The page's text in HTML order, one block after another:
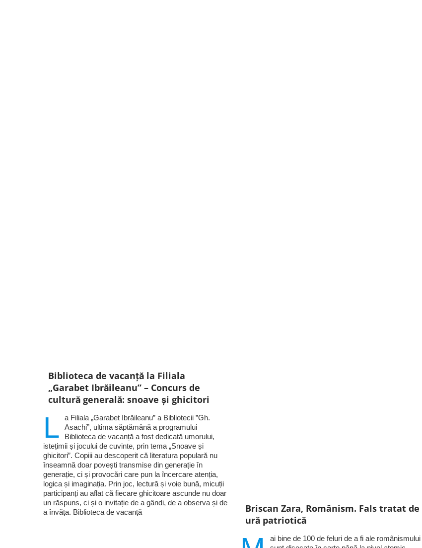
Biblioteca de vacanță la Filiala
„Garabet Ibrăileanu” – Concurs de
cultură generală: snoave și ghicitori
L
a Filiala „Garabet Ibrăileanu” a Bibliotecii ”Gh.
Asachi”, ultima săptămână a programului
Biblioteca de vacanță a fost dedicată umorului,
istețimii și jocului de cuvinte, prin tema „Snoave și
ghicitori”. Copiii au descoperit că literatura populară nu
înseamnă doar povești transmise din generație în
generație, ci și provocări care pun la încercare atenția,
logica și imaginația. Prin joc, lectură și voie bună, micuții
participanți au aflat că fiecare ghicitoare ascunde nu doar
un răspuns, ci și o invitație de a gândi, de a observa și de
a învăța. Biblioteca de vacanță
Briscan Zara, Românism. Fals tratat de
ură patriotică
ai bine de 100 de feluri de a fi ale românismului